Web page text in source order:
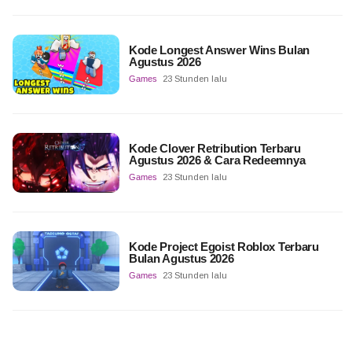
Kode Longest Answer Wins Bulan
Agustus 2026
Games 23 Stunden lalu
Kode Clover Retribution Terbaru
Agustus 2026 & Cara Redeemnya
Games 23 Stunden lalu
Kode Project Egoist Roblox Terbaru
Bulan Agustus 2026
Games 23 Stunden lalu